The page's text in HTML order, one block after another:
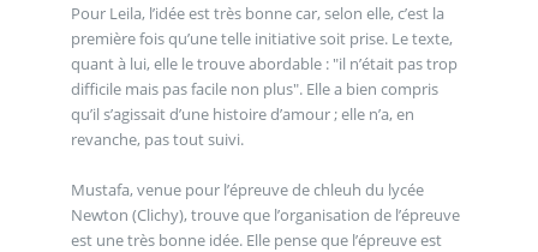
Pour Leila, l’idée est très bonne car, selon elle, c’est la
première fois qu’une telle initiative soit prise. Le texte,
quant à lui, elle le trouve abordable : "il n’était pas trop
difficile mais pas facile non plus". Elle a bien compris
qu’il s’agissait d’une histoire d’amour ; elle n’a, en
revanche, pas tout suivi.
Mustafa, venue pour l’épreuve de chleuh du lycée
Newton (Clichy), trouve que l’organisation de l’épreuve
est une très bonne idée. Elle pense que l’épreuve est